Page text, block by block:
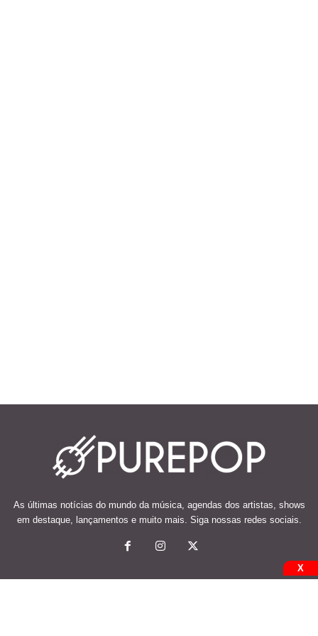
As últimas notícias do mundo da música, agendas dos artistas, shows
em destaque, lançamentos e muito mais. Siga nossas redes sociais.
X